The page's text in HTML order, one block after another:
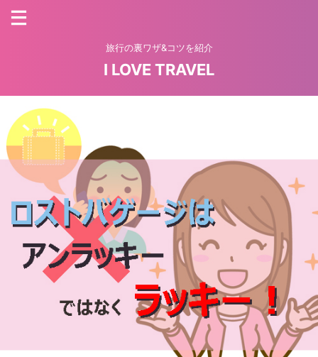
旅行の裏ワザ&コツを紹介
I LOVE TRAVEL